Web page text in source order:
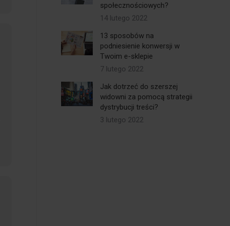
społecznościowych?
14 lutego 2022
13 sposobów na
podniesienie konwersji w
Twoim e-sklepie
7 lutego 2022
Jak dotrzeć do szerszej
widowni za pomocą strategii
dystrybucji treści?
3 lutego 2022